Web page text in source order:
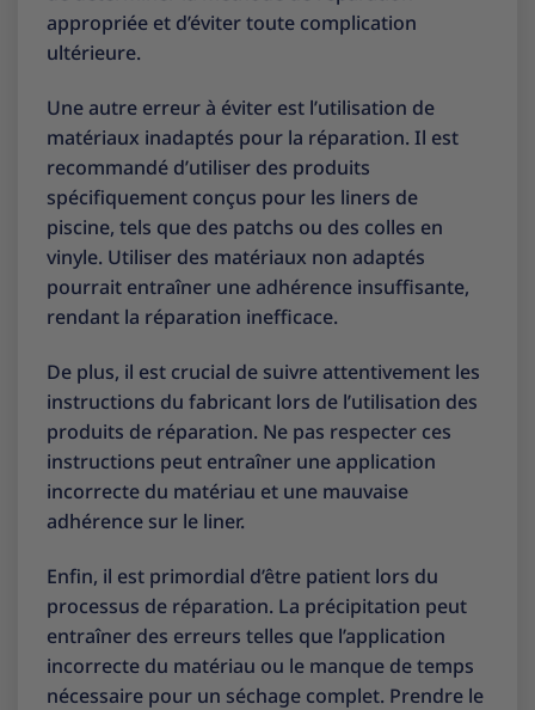
appropriée et d’éviter toute complication
ultérieure.
Une autre erreur à éviter est l’utilisation de
matériaux inadaptés pour la réparation. Il est
recommandé d’utiliser des produits
spécifiquement conçus pour les liners de
piscine, tels que des patchs ou des colles en
vinyle. Utiliser des matériaux non adaptés
pourrait entraîner une adhérence insuffisante,
rendant la réparation inefficace.
De plus, il est crucial de suivre attentivement les
instructions du fabricant lors de l’utilisation des
produits de réparation. Ne pas respecter ces
instructions peut entraîner une application
incorrecte du matériau et une mauvaise
adhérence sur le liner.
Enfin, il est primordial d’être patient lors du
processus de réparation. La précipitation peut
entraîner des erreurs telles que l’application
incorrecte du matériau ou le manque de temps
nécessaire pour un séchage complet. Prendre le